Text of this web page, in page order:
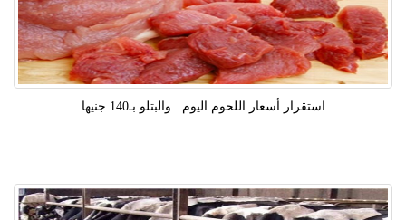
استقرار أسعار اللحوم اليوم.. والبتلو بـ140 جنيها